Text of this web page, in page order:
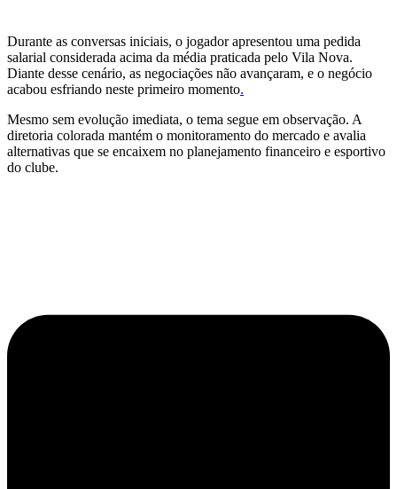
Durante as conversas iniciais, o jogador apresentou uma pedida
salarial considerada acima da média praticada pelo Vila Nova.
Diante desse cenário, as negociações não avançaram, e o negócio
acabou esfriando neste primeiro momento.
Mesmo sem evolução imediata, o tema segue em observação. A
diretoria colorada mantém o monitoramento do mercado e avalia
alternativas que se encaixem no planejamento financeiro e esportivo
do clube.